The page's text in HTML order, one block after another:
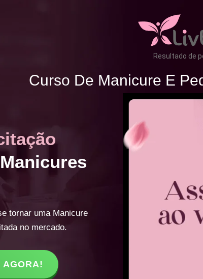
Resultado de
Curso De Manicure E
tornar uma Manicure
no mercado.
AGORA!